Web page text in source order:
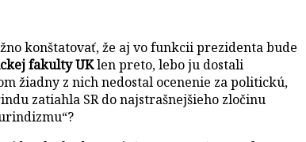
konštatovať, že aj vo funkcii prezidenta bude
fakulty UKlen preto, lebo ju dostali
žiadny z nich nedostal ocenenie za politickú,
zatiahla SR do najstrašnejšieho zločinu